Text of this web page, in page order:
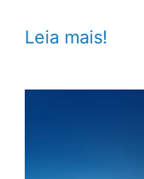
São
Leia mais!